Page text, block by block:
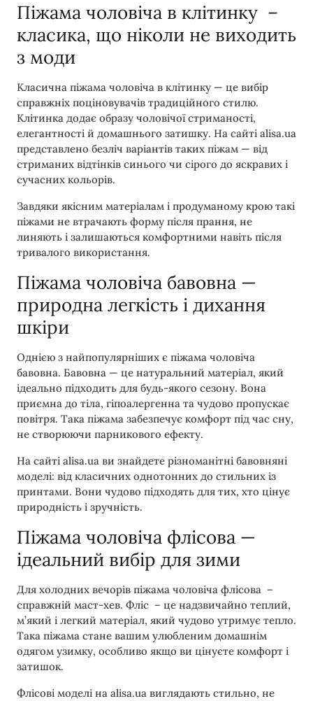
Піжама чоловіча в клітинку –
класика, що ніколи не виходить
з моди
Класична піжама чоловіча в клітинку — це вибір
справжніх поціновувачів традиційного стилю.
Клітинка додає образу чоловічої стриманості,
елегантності й домашнього затишку. На сайті alisa.ua
представлено безліч варіантів таких піжам — від
стриманих відтінків синього чи сірого до яскравих і
сучасних кольорів.
Завдяки якісним матеріалам і продуманому крою такі
піжами не втрачають форму після прання, не
линяють і залишаються комфортними навіть після
тривалого використання.
Піжама чоловіча бавовна —
природна легкість і дихання
шкіри
Однією з найпопулярніших є піжама чоловіча
бавовна. Бавовна — це натуральний матеріал, який
ідеально підходить для будь-якого сезону. Вона
приємна до тіла, гіпоалергенна та чудово пропускає
повітря. Така піжама забезпечує комфорт під час сну,
не створюючи парникового ефекту.
На сайті alisa.ua ви знайдете різноманітні бавовняні
моделі: від класичних однотонних до стильних із
принтами. Вони чудово підходять для тих, хто цінує
природність і зручність.
Піжама чоловіча флісова —
ідеальний вибір для зими
Для холодних вечорів піжама чоловіча флісова –
справжній маст-хев. Фліс – це надзвичайно теплий,
м’який і легкий матеріал, який чудово утримує тепло.
Така піжама стане вашим улюбленим домашнім
одягом узимку, особливо якщо ви цінуєте комфорт і
затишок.
Флісові моделі на alisa.ua виглядають стильно, не